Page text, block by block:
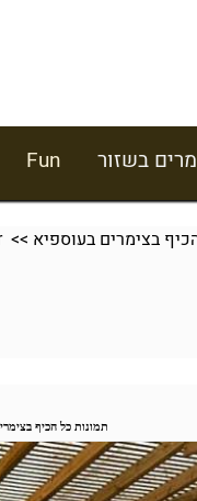
בשזור Fun
בצימרים בעוספיא >> Amora zimmer צימר אמורה